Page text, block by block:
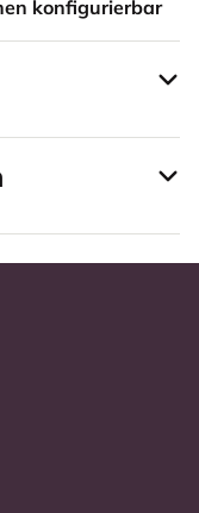
konfigurierbar